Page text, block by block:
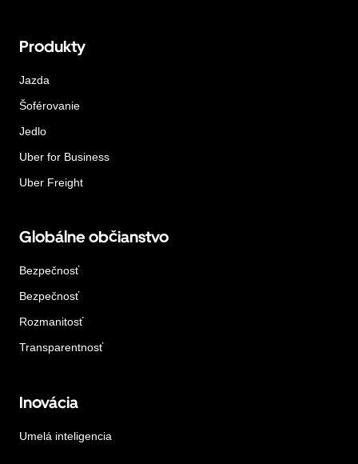
Produkty
Jazda
Šoférovanie
Jedlo
Uber for Business
Uber Freight
Globálne občianstvo
Bezpečnosť
Bezpečnosť
Rozmanitosť
Transparentnosť
Inovácia
Umelá inteligencia